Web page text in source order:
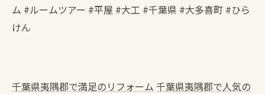
ム #ルームツアー #平屋 #大工 #千葉県 #大多喜町 #ひら
けん
千葉県夷隅郡で満足のリフォーム 千葉県夷隅郡で人気の